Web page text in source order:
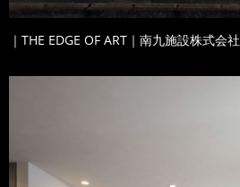
｜THE EDGE OF ART｜南九施設株式会社